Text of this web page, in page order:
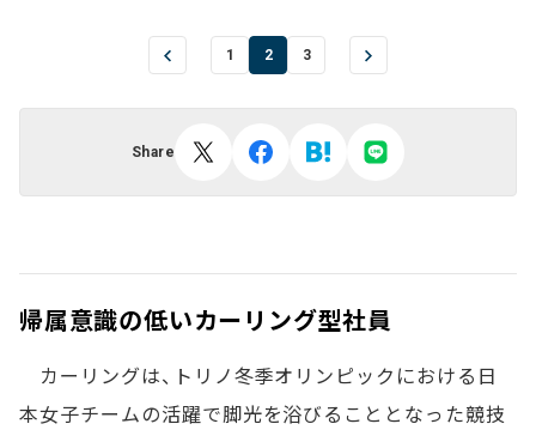
1 2 3
Share
帰属意識の低いカーリング型社員
カーリングは、トリノ冬季オリンピックにおける日
本女子チームの活躍で脚光を浴びることとなった競技